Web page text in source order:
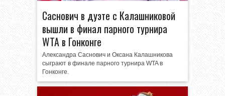
Саснович в дуэте с Калашниковой
вышли в финал парного турнира
WTA в Гонконге
Александра Саснович и Оксана Калашникова
сыграют в финале парного турнира WTA в
Гонконге.